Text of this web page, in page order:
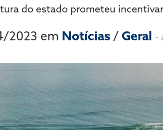
do estado prometeu
2023 em Notícias/Geral -